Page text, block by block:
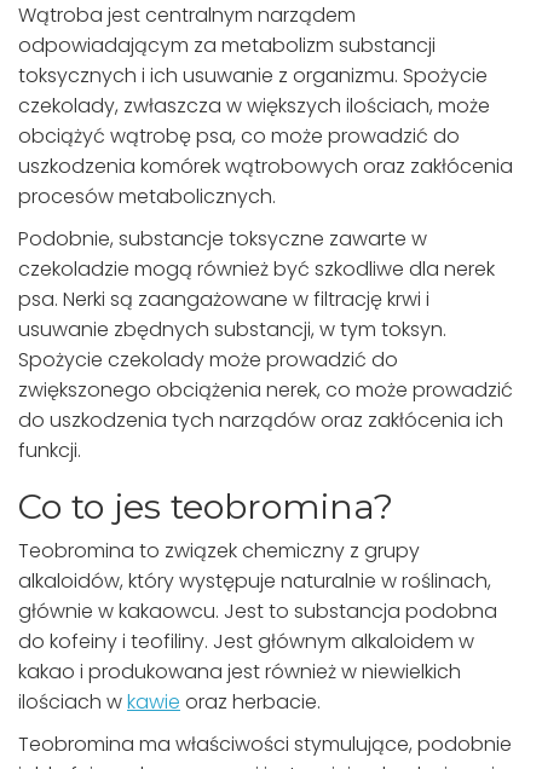
Wątroba jest centralnym narządem
odpowiadającym za metabolizm substancji
toksycznych i ich usuwanie z organizmu. Spożycie
czekolady, zwłaszcza w większych ilościach, może
obciążyć wątrobę psa, co może prowadzić do
uszkodzenia komórek wątrobowych oraz zakłócenia
procesów metabolicznych.
Podobnie, substancje toksyczne zawarte w
czekoladzie mogą również być szkodliwe dla nerek
psa. Nerki są zaangażowane w filtrację krwi i
usuwanie zbędnych substancji, w tym toksyn.
Spożycie czekolady może prowadzić do
zwiększonego obciążenia nerek, co może prowadzić
do uszkodzenia tych narządów oraz zakłócenia ich
funkcji.
Co to jes teobromina?
Teobromina to związek chemiczny z grupy
alkaloidów, który występuje naturalnie w roślinach,
głównie w kakaowcu. Jest to substancja podobna
do kofeiny i teofiliny. Jest głównym alkaloidem w
kakao i produkowana jest również w niewielkich
ilościach wkawie oraz herbacie.
Teobromina ma właściwości stymulujące, podobnie